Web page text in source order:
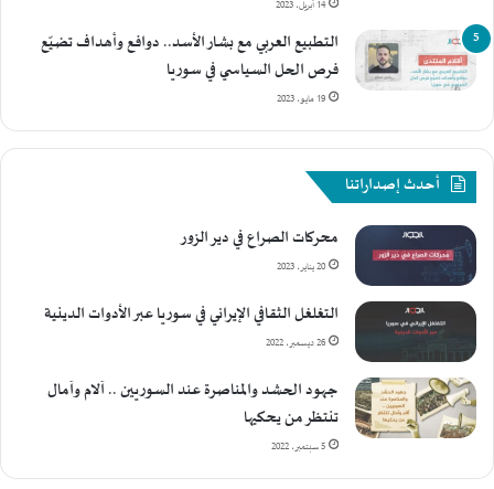
14 أبريل، 2023
التطبيع العربي مع بشار الأسد.. دوافع وأهداف تضيّع
فرص الحل السياسي في سوريا
19 مايو، 2023
أحدث إصداراتنا
محركات الصراع في دير الزور
20 يناير، 2023
التغلغل الثقافي الإيراني في سوريا عبر الأدوات الدينية
26 ديسمبر، 2022
جهود الحشد والمناصرة عند السوريين .. آلام وآمال
تنتظر من يحكيها
5 سبتمبر، 2022